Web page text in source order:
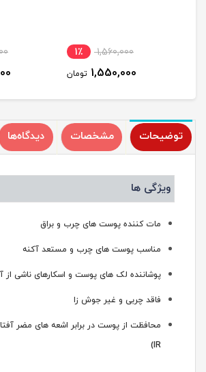
1,560,000 1٪
1,550,000 تومان
توضیحات مشخصات دیدگاه‌ها
ویژگی ها
مات کننده پوست های چرب و براق
مناسب پوست های چرب و مستعد آکنه
پوشاننده لک های پوست و اسکارهای ناشی از
فاقد چربی و غیر جوش زا
IR)